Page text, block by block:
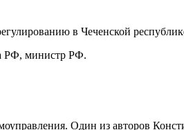
в Чеченской
РФ, министр РФ.
Один из авторов